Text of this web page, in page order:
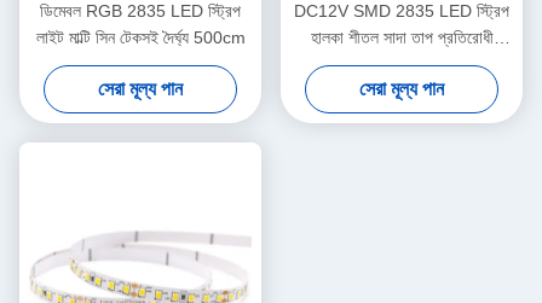
ডিমেবল RGB 2835 LED স্ট্রিপ
লাইট মাল্টি সিন টেকসই দৈর্ঘ্য 500cm
সেরা মূল্য পান
DC12V SMD 2835 LED স্ট্রিপ
হালকা শীতল সাদা তাপ প্রতিরোধী
120LED/M
সেরা মূল্য পান